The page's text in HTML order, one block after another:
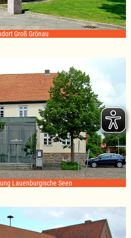
Groß Grönau
Lauenburgische Seen